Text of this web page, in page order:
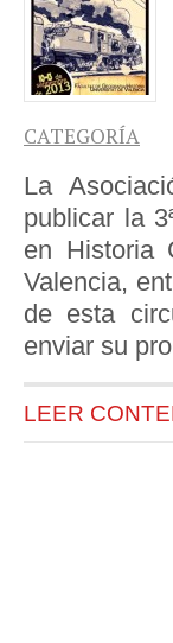
CATEGORÍA
La
publicar la
en Historia
Valencia,
de esta
enviar su
LEER